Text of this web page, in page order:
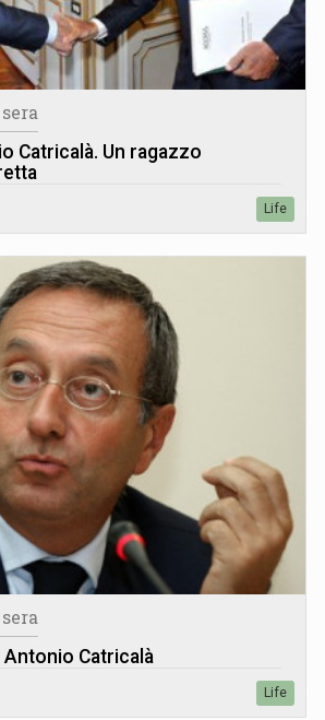
Catricalà. Un ragazzo
Life
Catricalà
Life